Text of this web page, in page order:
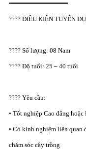
━━━━━━━━━━━━━━━
???? ĐIỀU KIỆN TUYỂN
???? Số lượng: 08 Nam
???? Độ tuổi: 25 – 40 tuổi
???? Yêu cầu:
• Tốt nghiệp Cao đẳng
• Có kinh nghiệm liên quan
chăm sóc cây trồng